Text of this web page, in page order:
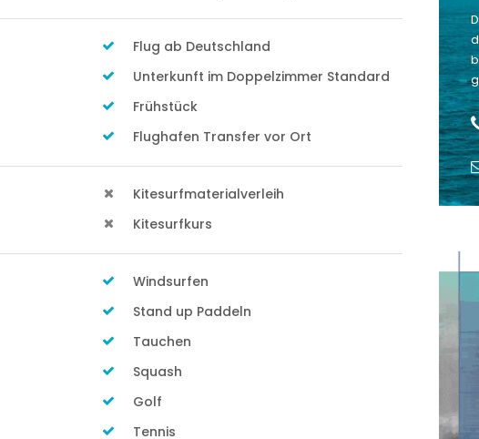
Flug ab Deutschland
Unterkunft im Doppelzimmer Standard
Frühstück
Flughafen Transfer vor Ort
Kitesurfmaterialverleih
Kitesurfkurs
Windsurfen
Stand up Paddeln
Tauchen
Squash
Golf
Tennis